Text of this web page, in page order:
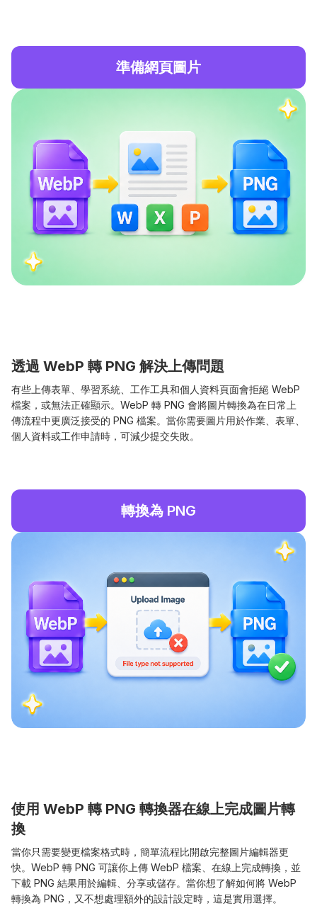
準備網頁圖片
透過 WebP 轉 PNG 解決上傳問題
有些上傳表單、學習系統、工作工具和個人資料頁面會拒絕 WebP
檔案，或無法正確顯示。WebP 轉 PNG 會將圖片轉換為在日常上
傳流程中更廣泛接受的 PNG 檔案。當你需要圖片用於作業、表單、
個人資料或工作申請時，可減少提交失敗。
轉換為 PNG
使用 WebP 轉 PNG 轉換器在線上完成圖片轉
換
當你只需要變更檔案格式時，簡單流程比開啟完整圖片編輯器更
快。WebP 轉 PNG 可讓你上傳 WebP 檔案、在線上完成轉換，並
下載 PNG 結果用於編輯、分享或儲存。當你想了解如何將 WebP
轉換為 PNG，又不想處理額外的設計設定時，這是實用選擇。